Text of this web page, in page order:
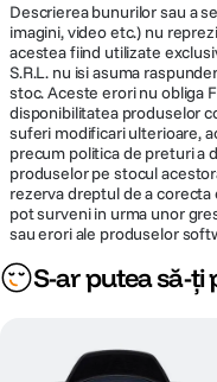
Descrierea bunurilor sau a
imagini, video etc.) nu
acestea fiind utilizate
S.R.L. nu isi asuma
stoc. Aceste erori nu obliga
disponibilitatea produselor
suferi modificari ulterioare,
precum politica de preturi a
produselor pe stocul
rezerva dreptul de a
pot surveni in urma unor
sau erori ale produselor
S-ar putea să-ți